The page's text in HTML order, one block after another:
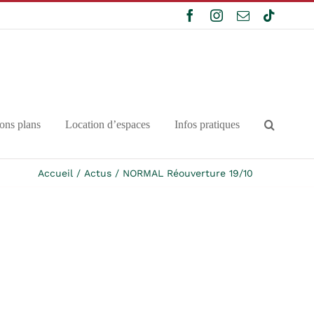
FacebookInstagram
EmailTiktok
plans Location d’espaces Infos pratiques
Accueil Actus NORMAL Réouverture 19/10